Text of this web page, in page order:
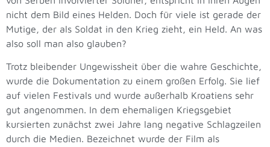
nicht dem Bild eines Helden. Doch für viele ist gerade der
Mutige, der als Soldat in den Krieg zieht, ein Held. An was
also soll man also glauben?
Trotz bleibender Ungewissheit über die wahre Geschichte,
wurde die Dokumentation zu einem großen Erfolg. Sie lief
auf vielen Festivals und wurde außerhalb Kroatiens sehr
gut angenommen. In dem ehemaligen Kriegsgebiet
kursierten zunächst zwei Jahre lang negative Schlagzeilen
durch die Medien. Bezeichnet wurde der Film als